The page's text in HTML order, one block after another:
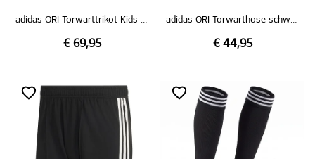
adidas ORI Torwarttrikot Kids rot 26/27
€ 69,95
adidas ORI Torwarthose schwarz 26/27
€ 44,95